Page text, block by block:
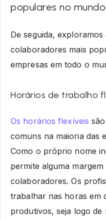
populares no mundo
De seguida,
colaboradores mais
empresas em todo o
Horários de trabalho
Os horários flexíveis
comuns na maioria das
Como o próprio nome
permite alguma
colaboradores. Os
trabalhar nas horas em
produtivos, seja logo de